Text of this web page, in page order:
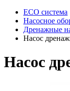
ECO система
Насосное
Дренажные
Насос
Насос